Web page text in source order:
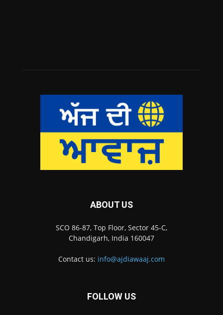
ABOUT US
SCO 86-87, Top Floor, Sector 45-C,
Chandigarh, India 160047
Contact us: info@ajdiawaaj.com
FOLLOW US